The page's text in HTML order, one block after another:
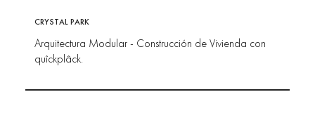
CRYSTAL PARK
Arquitectura Modular - Construcción de Vivienda con
quîckplâck.